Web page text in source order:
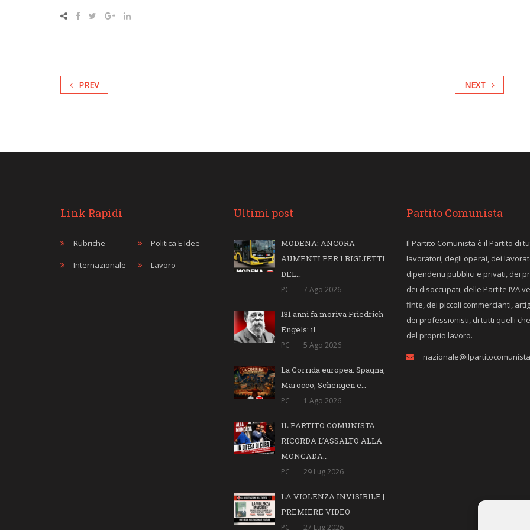
PREV NEXT
Link Rapidi
Rubriche Politica E Idee
Internazionale Lavoro
Ultimi post
MODENA: ANCORA
AUMENTI PER I BIGLIETTI
DEL…
PC 7 Ago 2026
131 anni fa moriva Friedrich
Engels: il…
PC 5 Ago 2026
La Corrida europea: Spagna,
Marocco, Schengen e…
PC 1 Ago 2026
IL PARTITO COMUNISTA
RICORDA L’ASSALTO ALLA
MONCADA…
PC 29 Lug 2026
LA VIOLENZA INVISIBILE |
PREMIERE VIDEO
PC 27 Lug 2026
Partito Comunista
Il Partito Comunista è il Partito di
lavoratori, degli operai, dei
dipendenti pubblici e privati, dei
dei disoccupati, delle Partite IVA
finte, dei piccoli commercianti,
dei professionisti, di tutti quelli
del proprio lavoro.